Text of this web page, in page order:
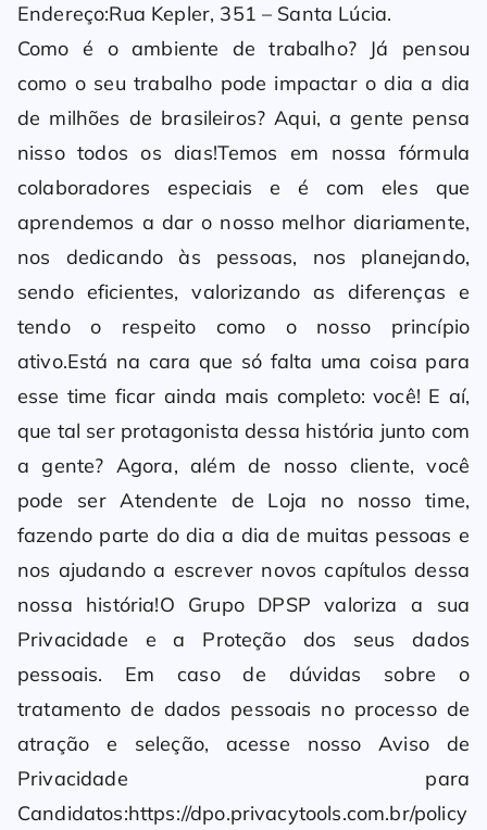
Endereço:Rua Kepler, 351 – Santa Lúcia.
Como é o ambiente de trabalho? Já pensou
como o seu trabalho pode impactar o dia a dia
de milhões de brasileiros? Aqui, a gente pensa
nisso todos os dias!Temos em nossa fórmula
colaboradores especiais e é com eles que
aprendemos a dar o nosso melhor diariamente,
nos dedicando às pessoas, nos planejando,
sendo eficientes, valorizando as diferenças e
tendo o respeito como o nosso princípio
ativo.Está na cara que só falta uma coisa para
esse time ficar ainda mais completo: você! E aí,
que tal ser protagonista dessa história junto com
a gente? Agora, além de nosso cliente, você
pode ser Atendente de Loja no nosso time,
fazendo parte do dia a dia de muitas pessoas e
nos ajudando a escrever novos capítulos dessa
nossa história!O Grupo DPSP valoriza a sua
Privacidade e a Proteção dos seus dados
pessoais. Em caso de dúvidas sobre o
tratamento de dados pessoais no processo de
atração e seleção, acesse nosso Aviso de
Privacidade para
Candidatos:https://dpo.privacytools.com.br/policy